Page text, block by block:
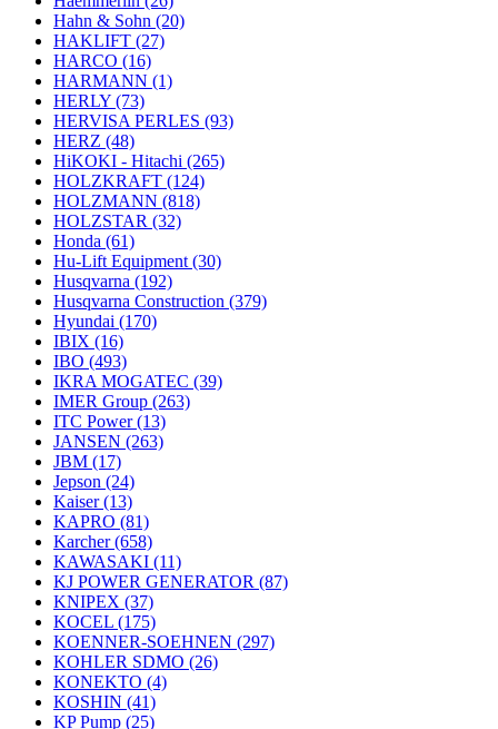
Hahn & Sohn (20)
HAKLIFT (27)
HARCO (16)
HARMANN (1)
HERLY (73)
HERVISA PERLES (93)
HERZ (48)
HiKOKI - Hitachi (265)
HOLZKRAFT (124)
HOLZMANN (818)
HOLZSTAR (32)
Honda (61)
Hu-Lift Equipment (30)
Husqvarna (192)
Husqvarna Construction (379)
Hyundai (170)
IBIX (16)
IBO (493)
IKRA MOGATEC (39)
IMER Group (263)
ITC Power(13)
JANSEN (263)
JBM (17)
Jepson (24)
Kaiser(13)
KAPRO (81)
Karcher(658)
KAWASAKI (11)
KJ POWER GENERATOR (87)
KNIPEX (37)
KOCEL (175)
KOENNER-SOEHNEN (297)
KOHLER SDMO (26)
KONEKTO (4)
KOSHIN (41)
KP Pump (25)